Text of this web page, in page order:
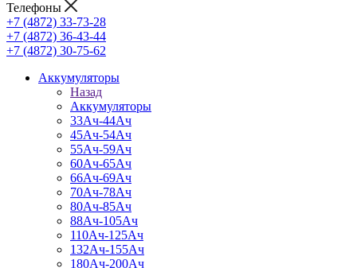
Телефоны
+7 (4872) 33-73-28
+7 (4872) 36-43-44
+7 (4872) 30-75-62
Аккумуляторы
Назад
Аккумуляторы
33Ач-44Ач
45Ач-54Ач
55Ач-59Ач
60Ач-65Ач
66Ач-69Ач
70Ач-78Ач
80Ач-85Ач
88Ач-105Ач
110Ач-125Ач
132Ач-155Ач
180Ач-200Ач